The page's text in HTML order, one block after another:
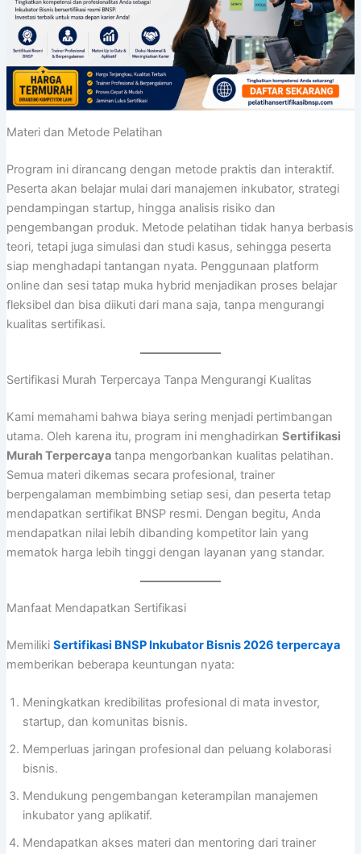
Materi dan Metode Pelatihan
Program ini dirancang dengan metode praktis dan interaktif.
Peserta akan belajar mulai dari manajemen inkubator, strategi
pendampingan startup, hingga analisis risiko dan
pengembangan produk. Metode pelatihan tidak hanya berbasis
teori, tetapi juga simulasi dan studi kasus, sehingga peserta
siap menghadapi tantangan nyata. Penggunaan platform
online dan sesi tatap muka hybrid menjadikan proses belajar
fleksibel dan bisa diikuti dari mana saja, tanpa mengurangi
kualitas sertifikasi.
Sertifikasi Murah Terpercaya Tanpa Mengurangi Kualitas
Kami memahami bahwa biaya sering menjadi pertimbangan
utama. Oleh karena itu, program ini menghadirkan Sertifikasi
Murah Terpercayatanpa mengorbankan kualitas pelatihan.
Semua materi dikemas secara profesional, trainer
berpengalaman membimbing setiap sesi, dan peserta tetap
mendapatkan sertifikat BNSP resmi. Dengan begitu, Anda
mendapatkan nilai lebih dibanding kompetitor lain yang
mematok harga lebih tinggi dengan layanan yang standar.
Manfaat Mendapatkan Sertifikasi
Memiliki Sertifikasi BNSP Inkubator Bisnis 2026 terpercaya
memberikan beberapa keuntungan nyata:
Meningkatkan kredibilitas profesional di mata investor,
startup, dan komunitas bisnis.
Memperluas jaringan profesional dan peluang kolaborasi
bisnis.
Mendukung pengembangan keterampilan manajemen
inkubator yang aplikatif.
Mendapatkan akses materi dan mentoring dari trainer